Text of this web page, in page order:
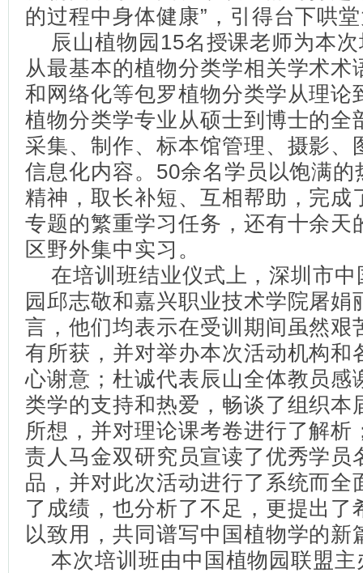
的过程中身体健康”，引得台下哄
辰山植物园15名授课老师为本次
从最基本的植物分类学相关学术术
和网络化等包罗植物分类学从理论
植物分类学专业从硕士到博士的全
采集、制作、标本馆管理、摄影、
信息化内容。50余名学员以饱满
精神，取长补短、互相帮助，完成
专题的繁重学习任务，还有十余天
区野外集中实习。
在培训班结业仪式上，深圳市中
园邱志敬和嘉兴职业技术学院屠娟
言，他们均表示在受训期间虽然艰
有所获，并对举办本次活动机构和
心谢意；杜诚代表辰山全体教员感
类学的支持和热爱，畅谈了组织本
所想，并对理论课考卷进行了解析
责人马金双研究员宣读了优秀学员
品，并对此次活动进行了系统而全
了成绩，也分析了不足，更提出了
以致用，共同谱写中国植物学的新
本次培训班由中国植物园联盟主